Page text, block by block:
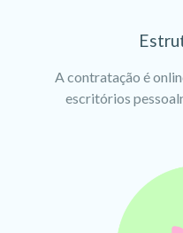
A contratação é
escritórios